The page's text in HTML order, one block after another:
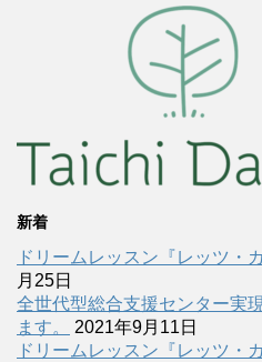
新着
ドリームレッスン『レッツ・
月25日
全世代型総合支援センター実
ます。
2021年9月11日
ドリームレッスン『レッツ・